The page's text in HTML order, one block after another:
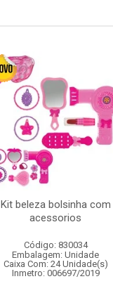
Kit beleza bolsinha com
acessorios
Código: 830034
Embalagem: Unidade
Caixa Com: 24 Unidade(s)
Inmetro: 006697/2019